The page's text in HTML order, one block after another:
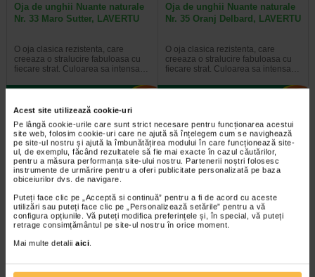
Acest site utilizează cookie-uri
Pe lângă cookie-urile care sunt strict necesare pentru funcționarea acestui
site web, folosim cookie-uri care ne ajută să înțelegem cum se navighează
pe site-ul nostru și ajută la îmbunătățirea modului în care funcționează site-
ul, de exemplu, făcând rezultatele să fie mai exacte în cazul căutărilor,
pentru a măsura performanța site-ului nostru. Partenerii noștri folosesc
instrumente de urmărire pentru a oferi publicitate personalizată pe baza
obiceiurilor dvs. de navigare.
Puteți face clic pe „Acceptă si continuă” pentru a fi de acord cu aceste
utilizări sau puteți face clic pe „Personalizează setările” pentru a vă
configura opțiunile. Vă puteți modifica preferințele și, în special, vă puteți
retrage consimțământul pe site-ul nostru în orice moment.
Mai multe detalii aici.
Oja de unghii Nuante naturale
Nr. 33 Maro Sutter, LAVERTU
O oja clasica rezistenta, care
creeaza o stralucire fabuloasa cu
fiecare strat. Culoarea sa intensa…
Oja de unghii Nuante naturale
Nr. 35 Oranj Delbard, LAVERTU
O oja clasica rezistenta, care
creeaza o stralucire fabuloasa cu
fiecare strat. Culoarea sa intensa…
Plătești 2, primești 3
Oja de unghii Unique culori
Plătești 2, primești 3